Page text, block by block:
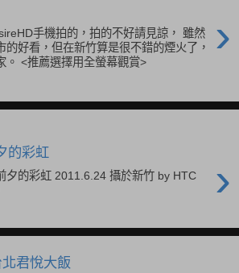
›
手機拍的，拍的不好請見諒， 雖然
的好看，但在新竹算是很不錯的煙火了，
。 <推薦選擇用全螢幕觀賞>
的彩虹
›
夕的彩虹 2011.6.24 攝於新竹 by HTC
君悅大飯